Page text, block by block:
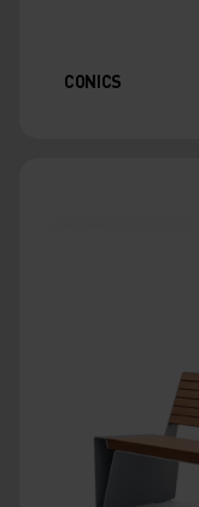
CONICS